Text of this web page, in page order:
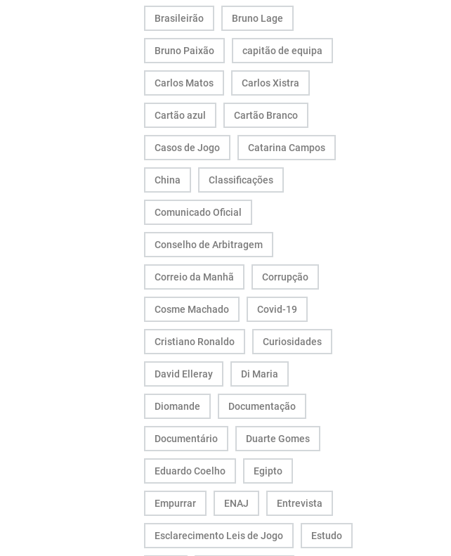
Brasileirão Bruno Lage
Bruno Paixão capitão de equipa
Carlos Matos Carlos Xistra
Cartão azul Cartão Branco
Casos de Jogo Catarina Campos
China Classificações
Comunicado Oficial
Conselho de Arbitragem
Correio da Manhã Corrupção
Cosme Machado Covid-19
Cristiano Ronaldo Curiosidades
David Elleray Di Maria
Diomande Documentação
Documentário Duarte Gomes
Eduardo Coelho Egipto
Empurrar ENAJ Entrevista
Esclarecimento Leis de Jogo Estudo